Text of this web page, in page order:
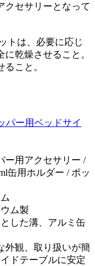
クセサリーとなって
トは、必要に応じ
乾燥させること。
こと。
パー用ベッドサイ
ー用アクセサリー /
缶用ホルダー / ポッ
ム製
した溝、アルミ缶
外観、取り扱いが簡
ドテーブルに安定